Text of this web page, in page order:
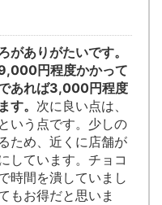
がありがたいです。
円程度かかって
あれば3,000円程度
す。 次に良い点は、
いう点です。少しの
ため、近くに店舗が
しています。チョコ
時間を潰していまし
もお得だと思いま